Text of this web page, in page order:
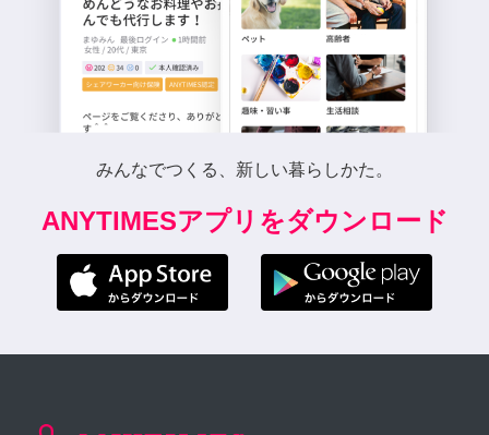
みんなでつくる、新しい暮らしかた。
ANYTIMESアプリをダウンロード